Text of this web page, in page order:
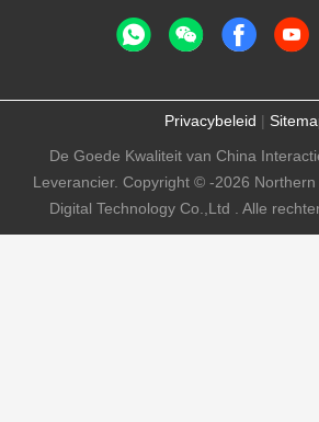
Privacybeleid |
De Goede Kwaliteit van China
Leverancier. Copyright © -2026
Digital Technology Co.,Ltd . Alle